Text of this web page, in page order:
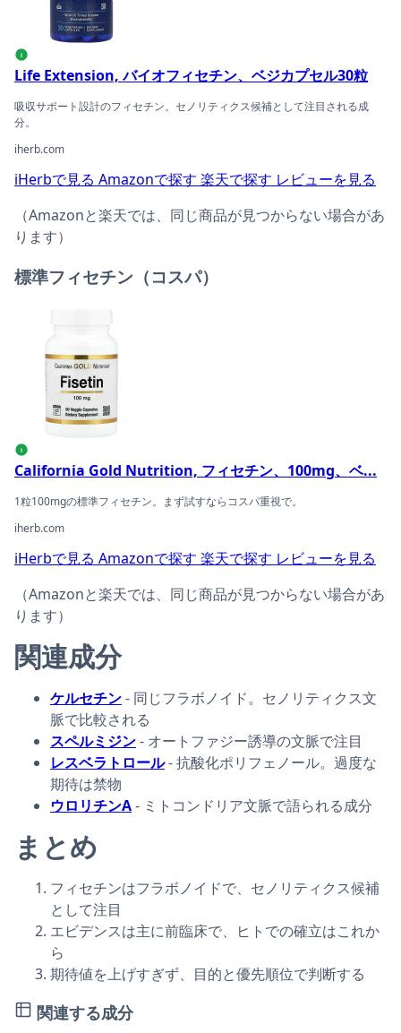
i
Life Extension, バイオフィセチン、ベジカプセル30粒
吸収サポート設計のフィセチン。セノリティクス候補として注目される成
分。
iherb.com
iHerbで見る Amazonで探す 楽天で探す レビューを見る
（Amazonと楽天では、同じ商品が見つからない場合があ
ります）
標準フィセチン（コスパ）
i
California Gold Nutrition, フィセチン、100mg、ベ...
1粒100mgの標準フィセチン。まず試すならコスパ重視で。
iherb.com
iHerbで見る Amazonで探す 楽天で探す レビューを見る
（Amazonと楽天では、同じ商品が見つからない場合があ
ります）
関連成分
ケルセチン- 同じフラボノイド。セノリティクス文
脈で比較される
スペルミジン- オートファジー誘導の文脈で注目
レスベラトロール- 抗酸化ポリフェノール。過度な
期待は禁物
ウロリチンA- ミトコンドリア文脈で語られる成分
まとめ
フィセチンはフラボノイドで、セノリティクス候補
として注目
エビデンスは主に前臨床で、ヒトでの確立はこれか
ら
期待値を上げすぎず、目的と優先順位で判断する
関連する成分